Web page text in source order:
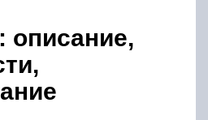
описание,